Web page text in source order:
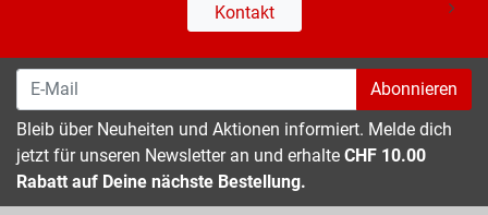
Kontakt
Abonnieren
Bleib über Neuheiten und Aktionen informiert. Melde dich
jetzt für unseren Newsletter an und erhalte CHF 10.00
Rabatt auf Deine nächste Bestellung.